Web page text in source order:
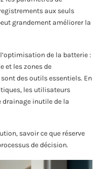
aux seuls
grandement améliorer la
de la batterie :
et les zones de
des outils essentiels. En
les utilisateurs
drainage inutile de la
savoir ce que réserve
de décision.